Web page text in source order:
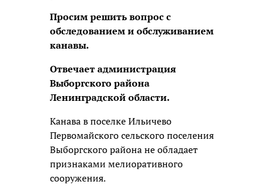
Просим решить вопрос с
обследованием и обслуживанием
канавы.
Отвечает администрация
Выборгского района
Ленинградской области.
Канава в поселке Ильичево
Первомайского сельского поселения
Выборгского района не обладает
признаками мелиоративного
сооружения.